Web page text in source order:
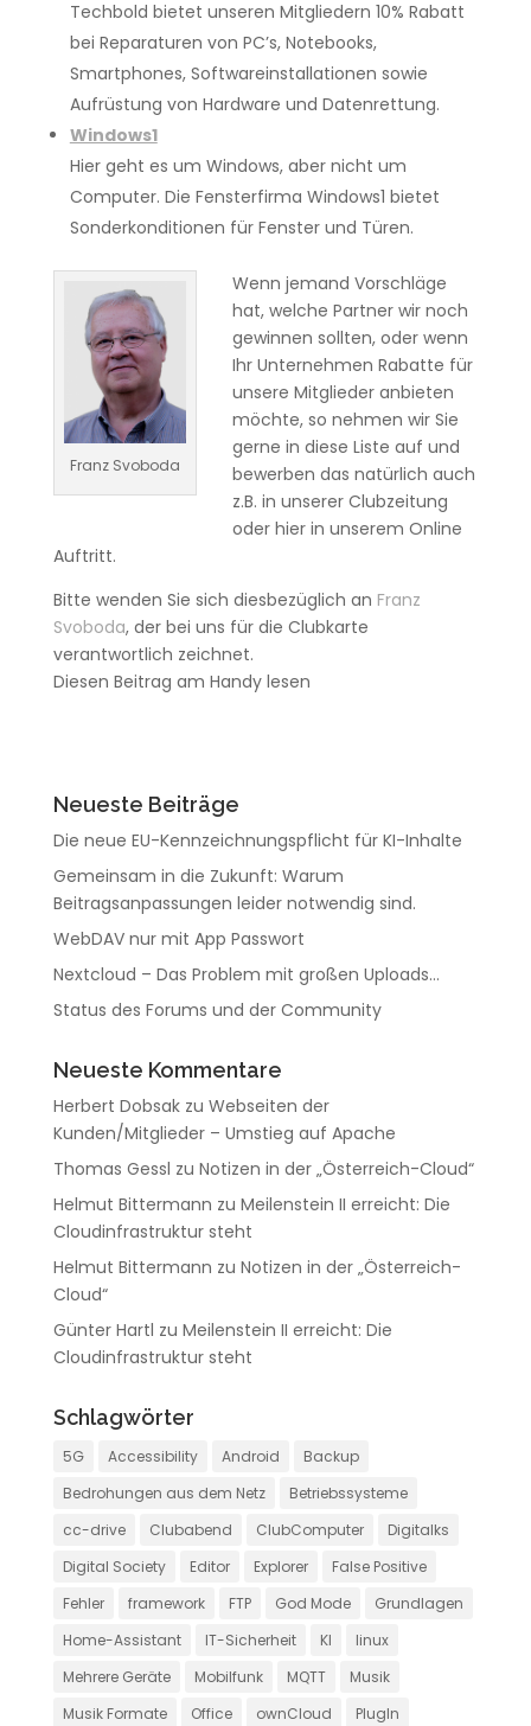
Techbold bietet unseren Mitgliedern 10% Rabatt
bei Reparaturen von PC’s, Notebooks,
Smartphones, Softwareinstallationen sowie
Aufrüstung von Hardware und Datenrettung.
Windows1
Hier geht es um Windows, aber nicht um
Computer. Die Fensterfirma Windows1 bietet
Sonderkonditionen für Fenster und Türen.
Franz Svoboda
Wenn jemand Vorschläge
hat, welche Partner wir noch
gewinnen sollten, oder wenn
Ihr Unternehmen Rabatte für
unsere Mitglieder anbieten
möchte, so nehmen wir Sie
gerne in diese Liste auf und
bewerben das natürlich auch
z.B. in unserer Clubzeitung
oder hier in unserem Online
Auftritt.
Bitte wenden Sie sich diesbezüglich an Franz
Svoboda, der bei uns für die Clubkarte
verantwortlich zeichnet.
Diesen Beitrag am Handy lesen
Neueste Beiträge
Die neue EU-Kennzeichnungspflicht für KI-Inhalte
Gemeinsam in die Zukunft: Warum
Beitragsanpassungen leider notwendig sind.
WebDAV nur mit App Passwort
Nextcloud – Das Problem mit großen Uploads…
Status des Forums und der Community
Neueste Kommentare
Herbert Dobsakzu Webseiten der
Kunden/Mitglieder – Umstieg auf Apache
Thomas Gessl zu Notizen in der „Österreich-Cloud“
Helmut Bittermann zu Meilenstein II erreicht: Die
Cloudinfrastruktur steht
Helmut Bittermann zu Notizen in der „Österreich-
Cloud“
Günter Hartl zu Meilenstein II erreicht: Die
Cloudinfrastruktur steht
Schlagwörter
5G Accessibility Android
Backup
Bedrohungen aus dem Netz
Betriebssysteme
cc-drive
Clubabend ClubComputer
Digitalks
Digital Society
Editor Explorer
False Positive
Fehler
framework FTP God Mode
Grundlagen
Home-Assistant
IT-Sicherheit KI
linux
Mehrere Geräte
Mobilfunk MQTT
Musik
Musik Formate
Office ownCloud
PlugIn